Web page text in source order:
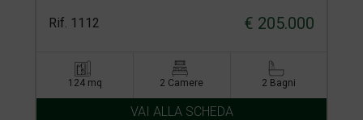
Rif. 1112 € 205.000
124 mq 2 Camere 2 Bagni
VAI ALLA SCHEDA